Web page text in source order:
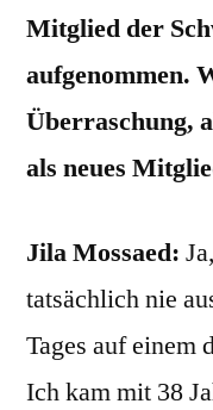
Mitglied der
aufgenommen.
Überraschung,
als neues
Jila Mossaed:
tatsächlich nie
Tages auf einem
Ich kam mit 38